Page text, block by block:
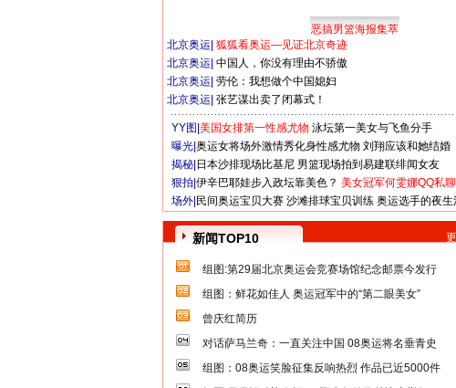
恶搞男篮海报集萃
北京奥运 狐狐看奥运—见证北京奇迹
北京奥运 中国人，你没有理由不骄傲
北京奥运 劳伦：我想做个中国媳妇
北京奥运 张艺谋出卖了闭幕式！
YY图| 美国女排第一性感尤物 泳坛第一美女与飞鱼分手
曝光| 奥运女将场外激情秀化身性感尤物 刘翔应该和她结婚
揭秘| 日本沙排现场比基尼 男篮现场拍到易建联绯闻女友
狠拍| 伊辛巴耶娃步入政坛靠美色？ 美女冠军何雯娜QQ私
场外| 民间奥运宝贝大赛 沙滩排球宝贝训练 奥运选手的夜生
新闻TOP10
组图:第29届北京奥运会竞赛场馆纪念邮票今发行
组图：鲜花如佳人 奥运冠军中的“第二眼美女”
曾庆红简历
对话萨马兰奇：一直关注中国 08奥运将名垂青史
组图：08奥运笑脸征集反响热烈 作品已近5000件